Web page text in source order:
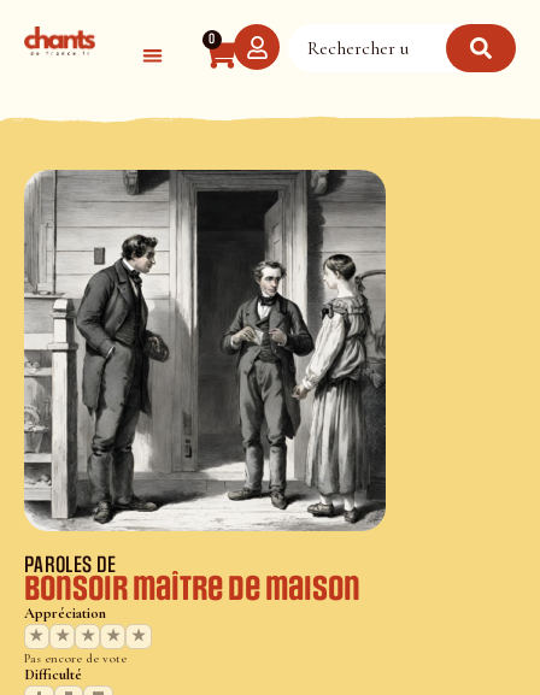
0
PAROLES DE
Bonsoir maître de maison
Appréciation
★
★ ★ ★ ★
Pas encore de vote
Difficulté